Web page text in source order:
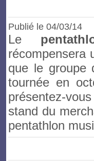
Publié le 04/03/14
Le
récompensera
que le groupe
tournée en
présentez-
stand du
pentathlon